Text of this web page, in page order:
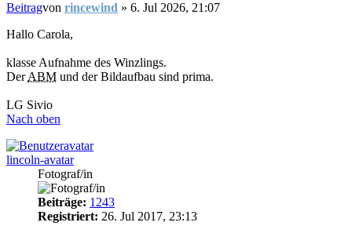
Beitragvon rincewind » 6. Jul 2026, 21:07
Hallo Carola,
klasse Aufnahme des Winzlings.
DerABM und der Bildaufbau sind prima.
LG Sivio
Nach oben
lincoln-avatar
Fotograf/in
Beiträge: 1243
Registriert: 26. Jul 2017, 23:13